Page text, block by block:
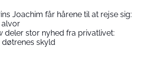
Joachim får hårene til at rejse sig:
alvor
deler stor nyhed fra privatlivet:
skyld